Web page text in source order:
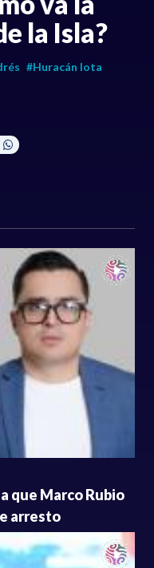
la Isla?
#Huracán Iota
que Marco Rubio
arresto